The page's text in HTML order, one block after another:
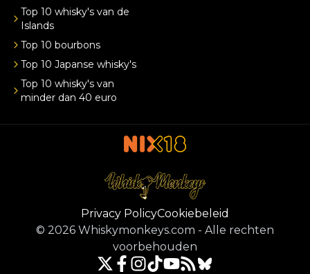
Top 10 whisky's van de
Islands
Top 10 bourbons
Top 10 Japanse whisky's
Top 10 whisky's van
minder dan 40 euro
Privacy PolicyCookiebeleid
© 2026 Whiskymonkeys.com - Alle rechten
voorbehouden